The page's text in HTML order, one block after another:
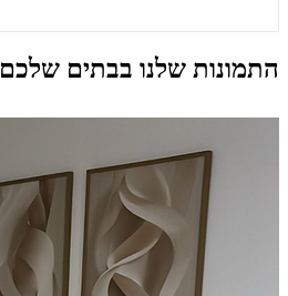
התמונות שלנו בבתים שלכם